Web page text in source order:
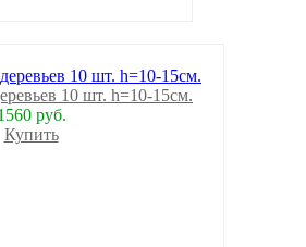
10 шт. h=10-15см.
руб.
Купить